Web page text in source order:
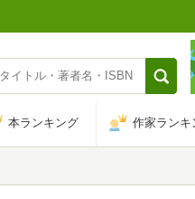
本ランキング 作家ランキ